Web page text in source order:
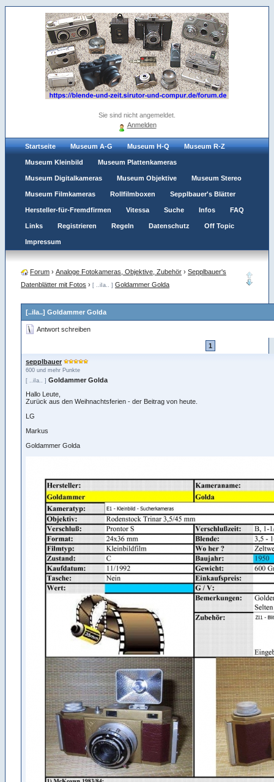
Sie sind nicht angemeldet.
Anmelden
Startseite Museum A-G Museum H-Q Museum R-Z
Museum Kleinbild Museum Plattenkameras
Museum Digitalkameras Museum Objektive Museum Stereo
Museum Filmkameras Rollfilmboxen Sepplbauer's Blätter
Hersteller-für-Fremdfirmen Vitessa Suche Infos FAQ
Links Registrieren Regeln Datenschutz Off Topic
Impressum
Forum › Analoge Fotokameras, Objektive, Zubehör › Sepplbauer's
Datenblätter mit Fotos › [ ..iIa.. ] Goldammer Golda
[..iIa..] Goldammer Golda
Antwort schreiben
1
sepplbauer
600 und mehr Punkte
[ ..iIa.. ] Goldammer Golda
Hallo Leute,
Zurück aus den Weihnachtsferien - der Beitrag von heute.
LG
Markus
Goldammer Golda